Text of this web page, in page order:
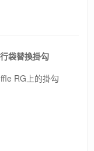
袋替換掛勾
RG上的掛勾